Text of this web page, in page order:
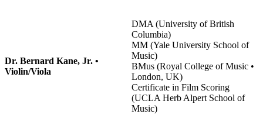
Dr. Bernard Kane, Jr. •
Violin/Viola
DMA (University of British
Columbia)
MM (Yale University School of
Music)
BMus (Royal College of Music •
London, UK)
Certificate in Film Scoring
(UCLA Herb Alpert School of
Music)